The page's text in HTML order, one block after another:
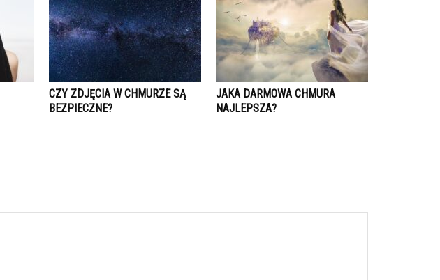
CZY ZDJĘCIA W CHMURZE SĄ
BEZPIECZNE?
JAKA DARMOWA CHMURA
NAJLEPSZA?